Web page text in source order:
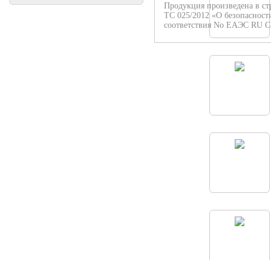
Продукция произведена в
ТС 025/2012 «О
соответствия No ЕАЭС RU